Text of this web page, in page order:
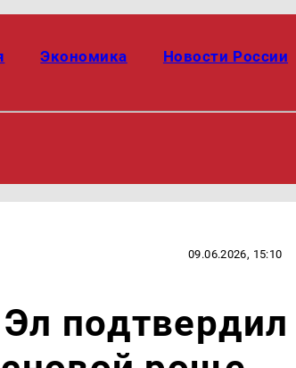
Экономика Новости России
09.06.2026, 15:10
подтвердил